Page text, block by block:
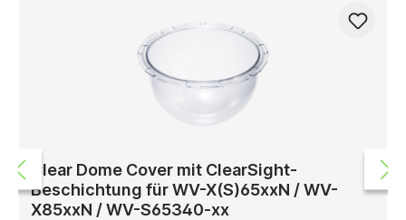
Clear Dome Cover mit ClearSight-
Beschichtung für WV-X(S)65xxN / WV-
X85xxN / WV-S65340-xx